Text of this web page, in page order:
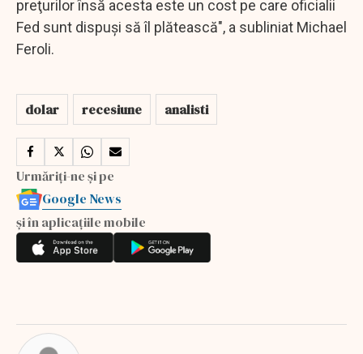
preţurilor însă acesta este un cost pe care oficialii
Fed sunt dispuşi să îl plătească", a subliniat Michael
Feroli.
dolar recesiune analisti
Urmăriți-ne și pe
Google News
și în aplicațiile mobile